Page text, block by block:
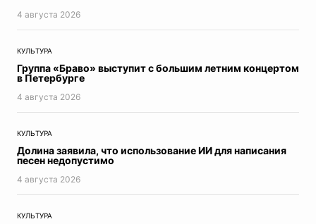
4 августа 2026
КУЛЬТУРА
Группа «Браво» выступит с большим летним концертом
в Петербурге
4 августа 2026
КУЛЬТУРА
Долина заявила, что использование ИИ для написания
песен недопустимо
4 августа 2026
КУЛЬТУРА
Хорошие новости про коронавирус
Молодежная редакция
Дневник эксперта
Время вакцинироваться
ЕВРО2020
ЦифровизацияПетербург
Здоровье ребенка
Будущее Петербурга
Экспертное мнение
СТРАТЕГИЯ2026